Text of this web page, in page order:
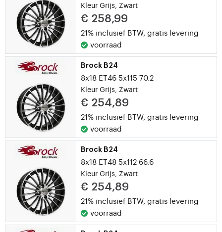
Kleur Grijs, Zwart
€ 258,99
21% inclusief BTW, gratis levering
voorraad
Brock B24
8x18 ET46 5x115 70.2
Kleur Grijs, Zwart
€ 254,89
21% inclusief BTW, gratis levering
voorraad
Brock B24
8x18 ET48 5x112 66.6
Kleur Grijs, Zwart
€ 254,89
21% inclusief BTW, gratis levering
voorraad